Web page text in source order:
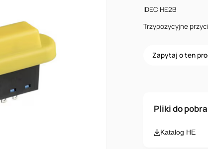
IDEC HE2B
Trzypozycyjne
Zapytaj o ten
Imię i
Email
Pliki do
Katalog HE